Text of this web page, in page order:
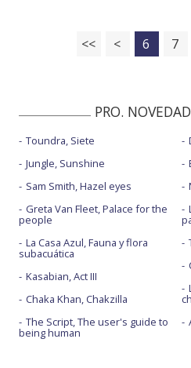
<< < 6 7
PRO.
Toundra, Siete
Jungle, Sunshine
Sam Smith, Hazel eyes
Greta Van Fleet, Palace for the
people
La Casa Azul, Fauna y flora
subacuática
Kasabian, Act III
Chaka Khan, Chakzilla
The Script, The user's guide to
being human